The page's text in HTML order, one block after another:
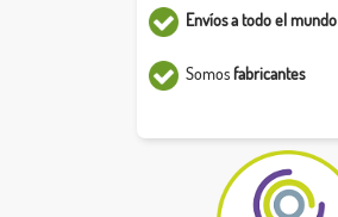
Envíos a todo el mundo
Somosfabricantes